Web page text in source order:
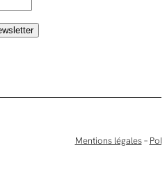
Mentions légales–